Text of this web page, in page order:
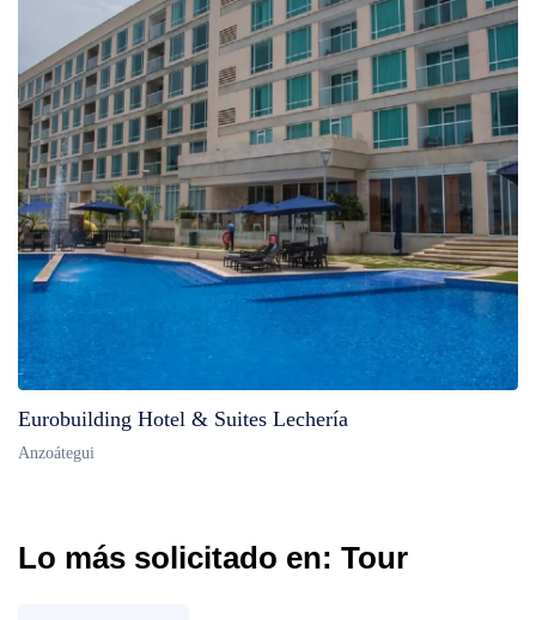
Eurobuilding Hotel & Suites Lechería
Anzoátegui
Lo más solicitado en: Tour